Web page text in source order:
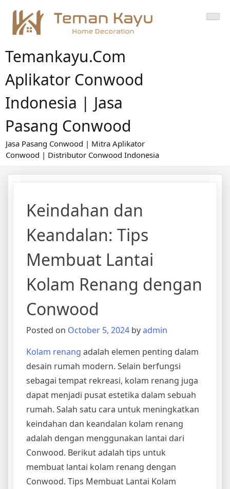
content
Temankayu.com
Aplikator Conwood
Indonesia | Jasa
Pasang Conwood
Jasa Pasang Conwood | Mitra Aplikator
Conwood | Distributor Conwood Indonesia
Keindahan dan
Keandalan: Tips
Membuat Lantai
Kolam Renang dengan
Conwood
Posted on October 5, 2024 byadmin
Kolam renang adalah elemen penting dalam
desain rumah modern. Selain berfungsi
sebagai tempat rekreasi, kolam renang juga
dapat menjadi pusat estetika dalam sebuah
rumah. Salah satu cara untuk meningkatkan
keindahan dan keandalan kolam renang
adalah dengan menggunakan lantai dari
Conwood. Berikut adalah tips untuk
membuat lantai kolam renang dengan
Conwood. Tips Membuat Lantai Kolam